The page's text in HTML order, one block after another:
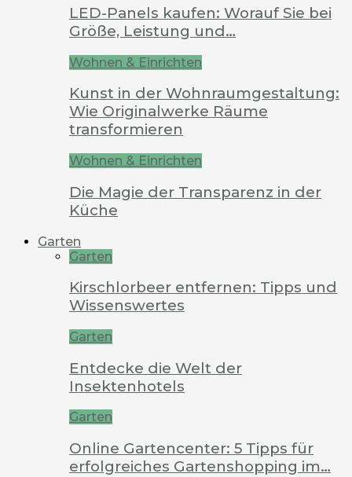
LED-Panels kaufen: Worauf Sie bei
Größe, Leistung und…
Wohnen & Einrichten
Kunst in der Wohnraumgestaltung:
Wie Originalwerke Räume
transformieren
Wohnen & Einrichten
Die Magie der Transparenz in der
Küche
Garten
Garten
Kirschlorbeer entfernen: Tipps und
Wissenswertes
Garten
Entdecke die Welt der
Insektenhotels
Garten
Online Gartencenter: 5 Tipps für
erfolgreiches Gartenshopping im…